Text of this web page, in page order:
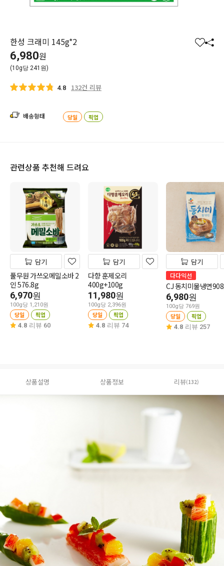
한성 크래미 145g*2
찜 공
6,980원
(10g당 241원)
4.8 132건 리뷰
배송형태 당일 픽업
관련상품 추천해 드려요
담기
풀무원 가쓰오메밀소바 2
인 576.8g
6,970원
100g당 1,210원
당일 픽업
4.8 리뷰 60
담기
다향 훈제오리
400g+100g
11,980원
100g당 2,396원
당일 픽업
4.8 리뷰 74
담기
다다익선
CJ 동치미물냉면
6,980원
100g당 769원
당일 픽업
4.8 리뷰 257
상품설명 상품정보 리뷰(132)